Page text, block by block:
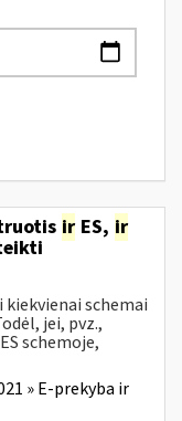
ir ES, ir
schemai
jei, pvz.,
schemoje,
» E-prekyba ir